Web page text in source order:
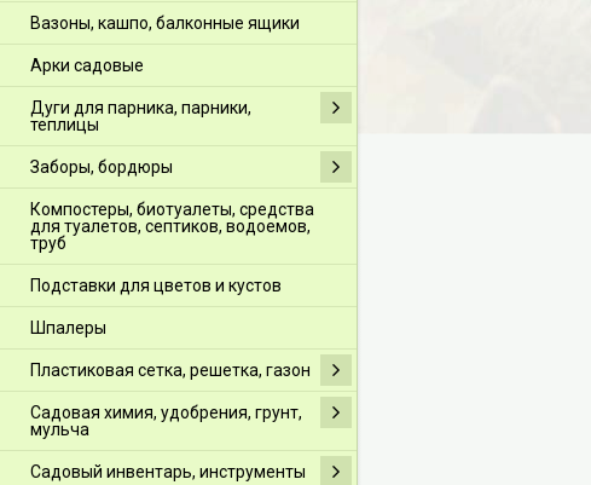
Вазоны, кашпо, балконные ящики
Арки садовые
Дуги для парника, парники,
теплицы
Заборы, бордюры
Компостеры, биотуалеты, средства
для туалетов, септиков, водоемов,
труб
Подставки для цветов и кустов
Шпалеры
Пластиковая сетка, решетка, газон
Садовая химия, удобрения, грунт,
мульча
Садовый инвентарь, инструменты